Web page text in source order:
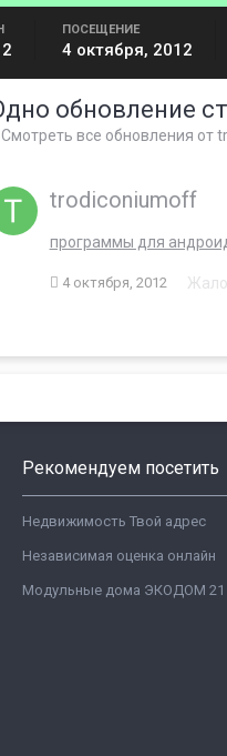
ПОСЕЩЕНИЕ
4 октября, 2012
обновление
Смотреть все обновления от
trodiconiumoff
программы для
4 октября, 2012
Рекомендуем посетить
Недвижимость Твой адрес
Независимая оценка онлайн
Модульные дома ЭКОДОМ 21